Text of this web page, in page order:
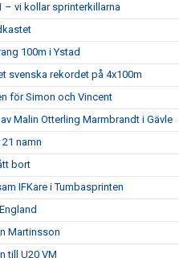
– vi kollar sprinterkillarna
100m i Ystad
svenska rekordet på 4x100m
för Simon och Vincent
Malin Otterling Marmbrandt i Gävle
namn
bort
IFKare i Tumbasprinten
Martinsson
till U20 VM